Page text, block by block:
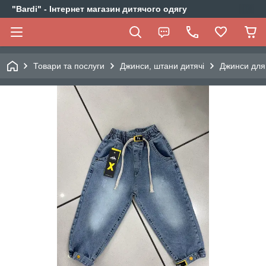
"Bardi" - Інтернет магазин дитячого одягу
Товари та послуги Джинси, штани дитячі Джинси